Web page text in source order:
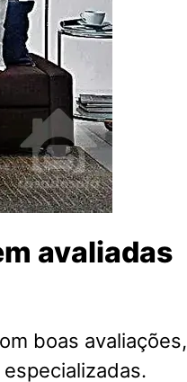
avaliadas
boas avaliações,